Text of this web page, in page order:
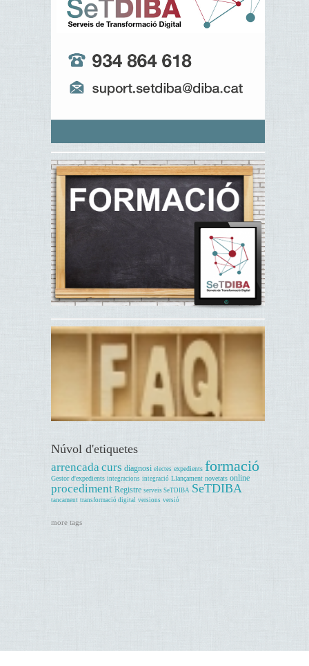
Núvol d'etiquetes
arrencadacurs diagnosi electes expedients formació
Gestor d'expedients integracions integració Llançament novetats online
procediment Registre serveis SeTDIBA SeTDIBA
tancament transformació digital versions versió
more tags